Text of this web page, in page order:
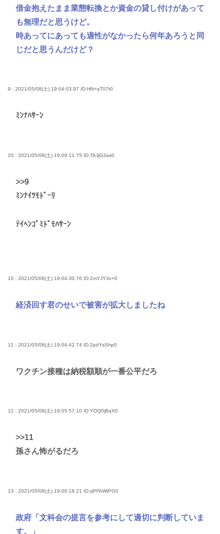
借金抱えたまま業態転換とか資金の貸し付けがあって
も無理だと思うけど。
時あってにあっても適性がなかったら何年あろうと同
じだと思うんだけど？
9 : 2021/05/08(土) 19:04:03.97 ID:HN+qT07t0
ﾐﾝﾅﾊｻｰﾝ
20 : 2021/05/08(土) 19:09:11.75 ID:TAJjG3as0
>>9
ﾐﾝﾅｲﾂﾓﾄﾞｰﾘ
ﾃｲﾍﾝｺﾞﾐﾄﾞﾓﾊｻｰﾝ
10 : 2021/05/08(土) 19:04:30.76 ID:2mYJY3v+0
経済回す君のせいで被害が拡大しましたね
11 : 2021/05/08(土) 19:04:42.74 ID:2pdYsShp0
ワクチン接種は納税額順が一番公平だろ
12 : 2021/05/08(土) 19:05:57.10 ID:YOQ0jBqX0
>>11
孫さん怖がるだろ
13 : 2021/05/08(土) 19:06:18.21 ID:qPFAWtPG0
政府「文科会の提言を参考にして適切に判断していま
す。」